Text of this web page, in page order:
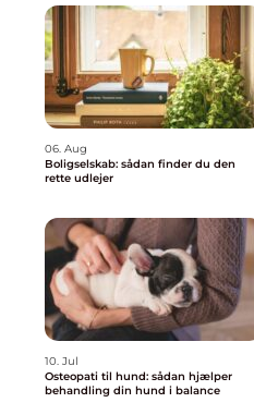
06. Aug
Boligselskab: sådan finder du den
rette udlejer
10. Jul
Osteopati til hund: sådan hjælper
behandling din hund i balance